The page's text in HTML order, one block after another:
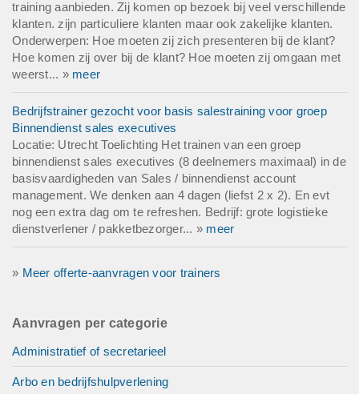
training aanbieden. Zij komen op bezoek bij veel verschillende
klanten. zijn particuliere klanten maar ook zakelijke klanten.
Onderwerpen: Hoe moeten zij zich presenteren bij de klant?
Hoe komen zij over bij de klant? Hoe moeten zij omgaan met
weerst... » meer
Bedrijfstrainer gezocht voor basis salestraining voor groep
Binnendienst sales executives
Locatie: Utrecht Toelichting Het trainen van een groep
binnendienst sales executives (8 deelnemers maximaal) in de
basisvaardigheden van Sales / binnendienst account
management. We denken aan 4 dagen (liefst 2 x 2). En evt
nog een extra dag om te refreshen. Bedrijf: grote logistieke
dienstverlener / pakketbezorger... » meer
» Meer offerte-aanvragen voor trainers
Aanvragen per categorie
Administratief of secretarieel
Arbo en bedrijfshulpverlening